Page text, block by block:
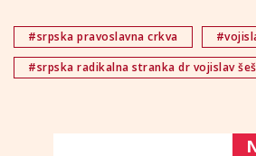
#srpska pravoslavna crkva
#srpska radikalna stranka dr vojislav